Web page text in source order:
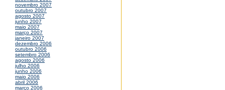
novembro 2007
outubro 2007
agosto 2007
junho 2007
maio 2007
março 2007
janeiro 2007
dezembro 2006
outubro 2006
setembro 2006
agosto 2006
julho 2006
junho 2006
maio 2006
abril 2006
março 2006